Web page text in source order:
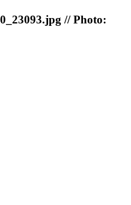
// Photo: